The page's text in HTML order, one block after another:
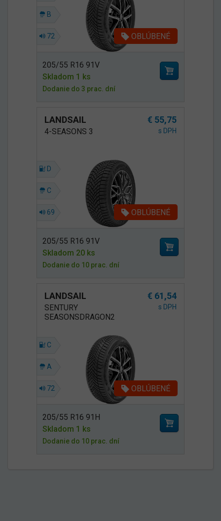
B
72 OBLÚBENÉ
205/55 R16 91V
Skladom 1 ks
Dodanie do 3 prac. dní
LANDSAIL € 55,75
4-SEASONS 3 s DPH
D
C
69 OBLÚBENÉ
205/55 R16 91V
Skladom 20 ks
Dodanie do 10 prac. dní
LANDSAIL € 61,54
SENTURY
SEASONSDRAGON2
s DPH
C
A
72 OBLÚBENÉ
205/55 R16 91H
Skladom 1 ks
Dodanie do 10 prac. dní